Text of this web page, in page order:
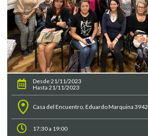
Desde 21/11/2023
Hasta 21/11/2023
Casa del Encuentro, Eduardo Marquina 3942
17:30 a 19:00